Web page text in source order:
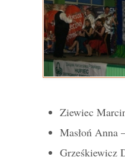
Ziewiec
Masłoń Anna
Grześkiewicz